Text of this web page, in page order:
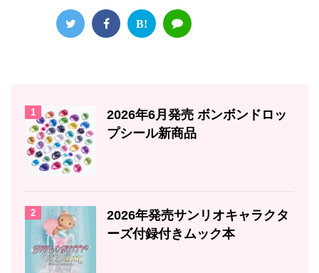
B!
1
2026年6月発売 ボンボンドロッ
プシール新商品
2
2026年発売サンリオキャラクタ
ーズ付録付きムック本